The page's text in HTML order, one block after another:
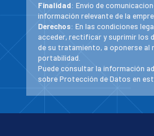
Finalidad: Envío de
información relevante de la
Derechos: En las condiciones
acceder, rectificar y suprimir los
de su tratamiento, a oponerse al
portabilidad.
Puede consultar la información
sobre Protección de Datos en